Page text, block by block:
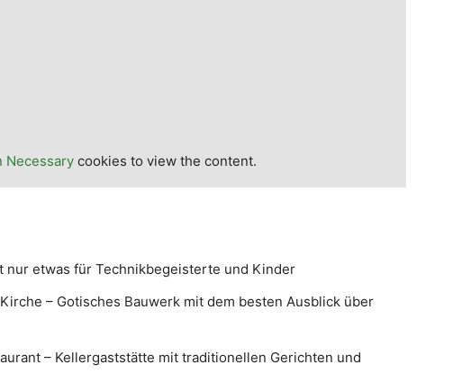
Necessary cookies to view the content.
nur etwas für Technikbegeisterte und Kinder
– Gotisches Bauwerk mit dem besten Ausblick über
– Kellergaststätte mit traditionellen Gerichten und